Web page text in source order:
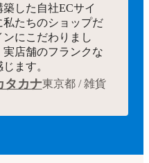
した自社ECサイ
私たちのショップだ
にこだわりまし
店舗のフランクな
ます。
タカナ東京都 / 雑貨